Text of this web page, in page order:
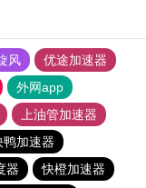
风
优途加速器
外网app
上油管加速器
鸭加速器
器
快橙加速器